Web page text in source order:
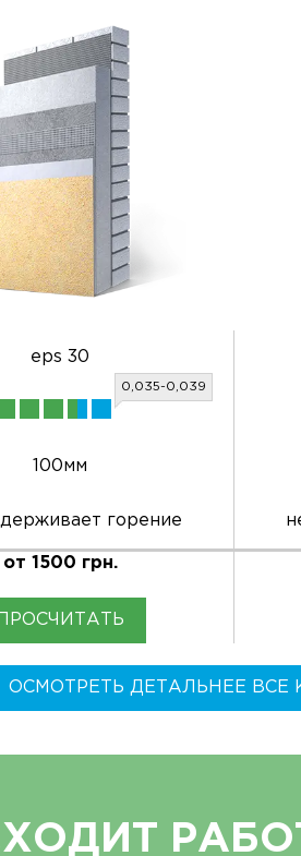
eps 30
0,035-0,039
100мм
горение
от 1500 грн.
ПРОСЧИТАТЬ
ОСМОТРЕТЬ ДЕТАЛЬНЕЕ ВСЕ